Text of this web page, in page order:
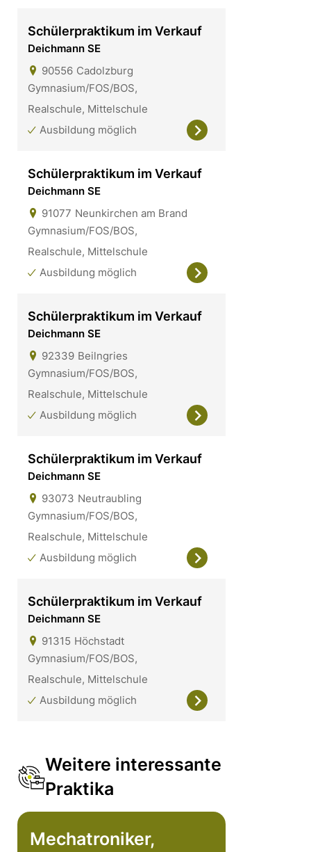
Schülerpraktikum im Verkauf
Deichmann SE
90556 Cadolzburg
Gymnasium/FOS/BOS,
Realschule, Mittelschule
Ausbildung möglich
Schülerpraktikum im Verkauf
Deichmann SE
91077 Neunkirchen am Brand
Gymnasium/FOS/BOS,
Realschule, Mittelschule
Ausbildung möglich
Schülerpraktikum im Verkauf
Deichmann SE
92339 Beilngries
Gymnasium/FOS/BOS,
Realschule, Mittelschule
Ausbildung möglich
Schülerpraktikum im Verkauf
Deichmann SE
93073 Neutraubling
Gymnasium/FOS/BOS,
Realschule, Mittelschule
Ausbildung möglich
Schülerpraktikum im Verkauf
Deichmann SE
91315 Höchstadt
Gymnasium/FOS/BOS,
Realschule, Mittelschule
Ausbildung möglich
Weitere interessante
Praktika
Mechatroniker,